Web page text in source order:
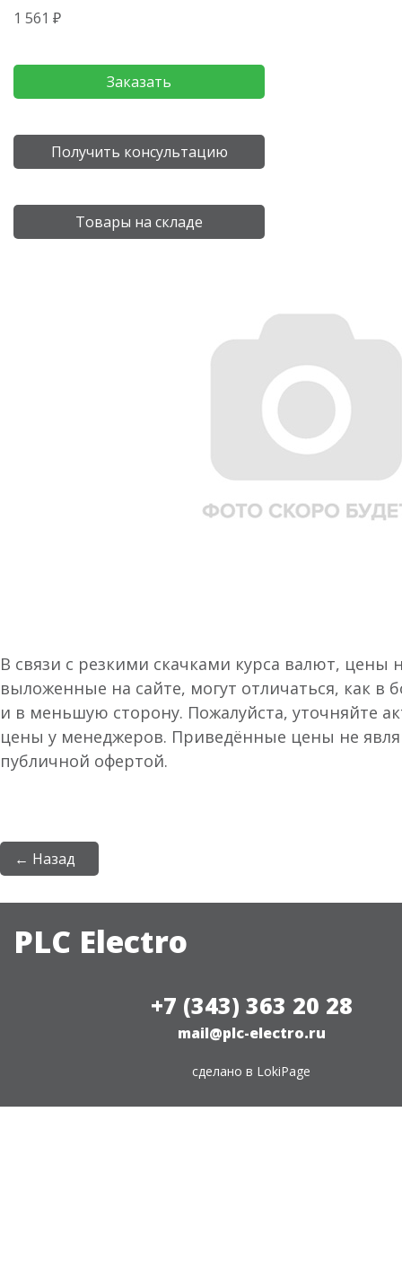
1 561 ₽
Заказать
Получить консультацию
Товары на складе
В связи с резкими скачками курса валют, цены
выложенные на сайте, могут отличаться, как в
и в меньшую сторону. Пожалуйста, уточняйте
цены у менеджеров. Приведённые цены не
публичной офертой.
← Назад
PLC Electro
+7 (343) 363 20 28
mail@plc-electro.ru
сделано в LokiPage